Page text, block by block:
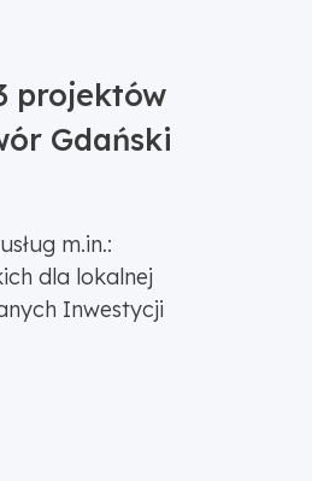
projektów
Gdański
m.in.:
dla lokalnej
Inwestycji